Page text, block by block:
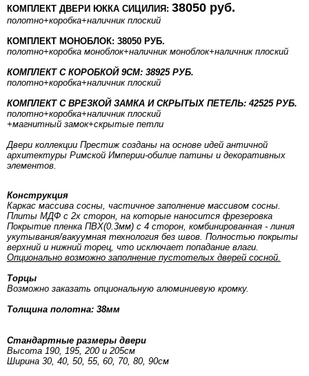
КОМПЛЕКТ ДВЕРИ ЮККА СИЦИЛИЯ: 38050 руб.
полотно+коробка+наличник плоский
КОМПЛЕКТ МОНОБЛОК: 38050 РУБ.
полотно+коробка моноблок+наличник моноблок+наличник плоский
КОМПЛЕКТ С КОРОБКОЙ 9СМ: 38925 РУБ.
полотно+коробка+наличник плоский
КОМПЛЕКТ С ВРЕЗКОЙ ЗАМКА И СКРЫТЫХ ПЕТЕЛЬ: 42525 РУБ.
полотно+коробка+наличник плоский
+магнитный замок+скрытые петли
Двери коллекции Престиж созданы на основе идей античной
архитектуры Римской Империи-обилие патины и декоративных
элементов.
Конструкция
Каркас массива сосны, частичное заполнение массивом сосны.
Плиты МДФ с 2х сторон, на которые наносится фрезеровка
Покрытие пленка ПВХ(0.3мм) с 4 сторон, комбинированная - линия
укутывания/вакуумная технология без швов. Полностью покрыты
верхний и нижний торец, что исключает попадание влаги.
Опционально возможно заполнение пустотелых дверей сосной.
Торцы
Возможно заказать опциональную алюминиевую кромку.
Толщина полотна: 38мм
Стандартные размеры двери
Высота 190, 195, 200 и 205см
Ширина 30, 40, 50, 55, 60, 70, 80, 90см